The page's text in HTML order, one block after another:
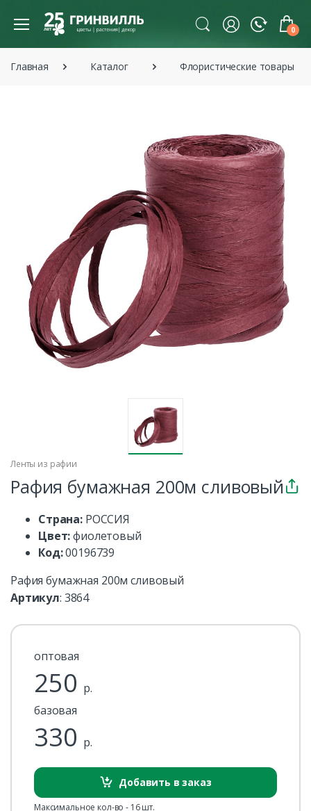
0
Главная Каталог Флористические товары
Ленты из рафии
Рафия бумажная 200м сливовый
Страна: РОССИЯ
Цвет:фиолетовый
Код:00196739
Рафия бумажная 200м сливовый
Артикул: 3864
оптовая
250 р.
базовая
330 р.
Добавить в заказ
Максимальное кол-во - 16 шт.